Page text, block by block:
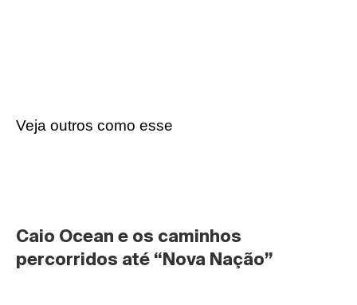
Veja outros como esse
Caio Ocean e os caminhos
percorridos até “Nova Nação”